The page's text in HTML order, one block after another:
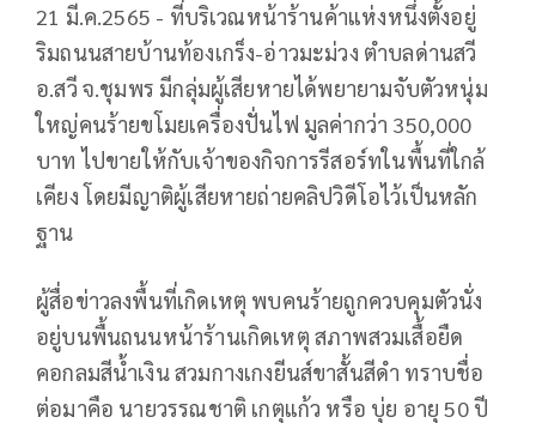
21 มี.ค.2565 - ที่บริเวณหน้าร้านค้าแห่งหนึ่งตั้งอยู่
ริมถนนสายบ้านท้องเกร็ง-อ่าวมะม่วง ตำบลด่านสวี
อ.สวี จ.ชุมพร มีกลุ่มผู้เสียหายได้พยายามจับตัวหนุ่ม
ใหญ่คนร้ายขโมยเครื่องปั่นไฟ มูลค่ากว่า 350,000
บาท ไปขายให้กับเจ้าของกิจการรีสอร์ทในพื้นที่ใกล้
เคียง โดยมีญาติผู้เสียหายถ่ายคลิปวิดีโอไว้เป็นหลัก
ฐาน
ผู้สื่อข่าวลงพื้นที่เกิดเหตุ พบคนร้ายถูกควบคุมตัวนั่ง
อยู่บนพื้นถนนหน้าร้านเกิดเหตุ สภาพสวมเสื้อยืด
คอกลมสีน้ำเงิน สวมกางเกงยีนส์ขาสั้นสีดำ ทราบชื่อ
ต่อมาคือ นายวรรณชาติ เกตุแก้ว หรือ บุ่ย อายุ 50 ปี